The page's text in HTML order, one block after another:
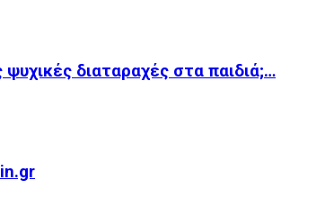
διαταραχές στα παιδιά;…